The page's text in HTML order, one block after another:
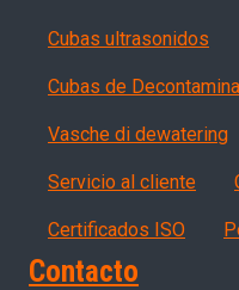
Products
Cubas ultrasonidos
Cubas de
Vasche di dewatering
Servizi,
Servicio al cliente
Certificados ISO
Contacto